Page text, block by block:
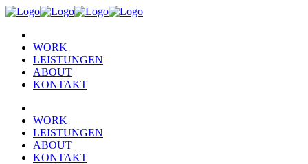
WORK
LEISTUNGEN
ABOUT
KONTAKT
WORK
LEISTUNGEN
ABOUT
KONTAKT